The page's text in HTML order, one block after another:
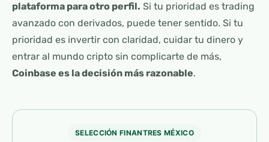
plataforma para otro perfil. Si tu prioridad es trading
avanzado con derivados, puede tener sentido. Si tu
prioridad es invertir con claridad, cuidar tu dinero y
entrar al mundo cripto sin complicarte de más,
Coinbase es la decisión más razonable.
SELECCIÓN FINANTRES MÉXICO